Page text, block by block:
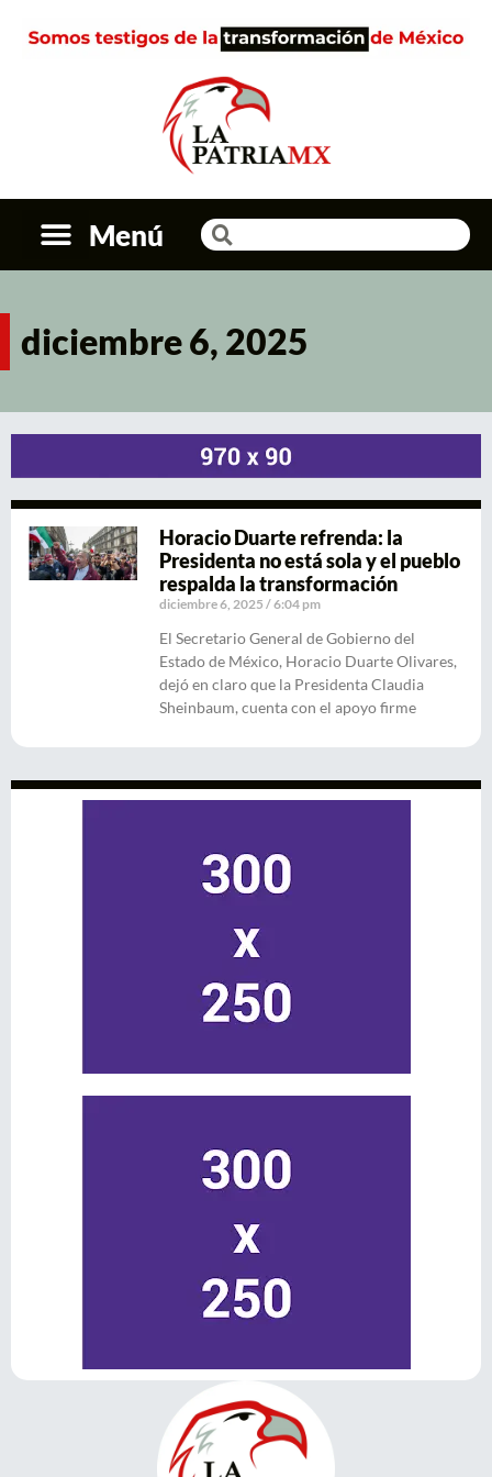
Menú
diciembre 6, 2025
Horacio Duarte refrenda: la
Presidenta no está sola y el pueblo
respalda la transformación
diciembre 6, 2025 6:04 pm
El Secretario General de Gobierno del
Estado de México, Horacio Duarte Olivares,
dejó en claro que la Presidenta Claudia
Sheinbaum, cuenta con el apoyo firme